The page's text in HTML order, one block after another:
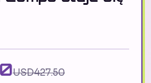
USD427.50